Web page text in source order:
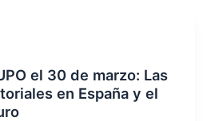
el 30 de marzo: Las
en España y el